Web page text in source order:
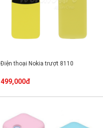
Điện thoại Nokia trượt 8110
499,000đ